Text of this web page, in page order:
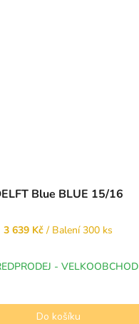
Blue BLUE 15/16
3 639 Kč / Balení 300 ks
- VELKOOBCHOD
Do košíku